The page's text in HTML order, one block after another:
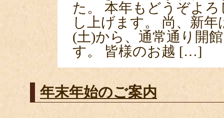
た。 本年もどうぞよ
し上げます。 尚、新年
(土)から、通常通り開
す。 皆様のお越 […]
年末年始のご案内